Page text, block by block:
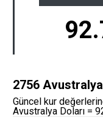
2756 Avustralya
Güncel kur
Avustralya Doları =